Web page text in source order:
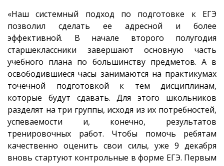
«Наш системный подход по подготовке к ЕГЭ
позволил сделать ее адресной и более
эффективной. В начале второго полугодия
старшеклассники завершают основную часть
учебного плана по большинству предметов. А в
освободившиеся часы занимаются на практикумах
точечной подготовкой к тем дисциплинам,
которые будут сдавать. Для этого школьников
разделят на три группы, исходя из их потребностей,
успеваемости и, конечно, результатов
тренировочных работ. Чтобы помочь ребятам
качественно оценить свои силы, уже 9 декабря
вновь стартуют контрольные в форме ЕГЭ. Первым